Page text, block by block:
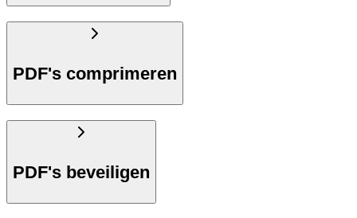
PDF's comprimeren
PDF's beveiligen